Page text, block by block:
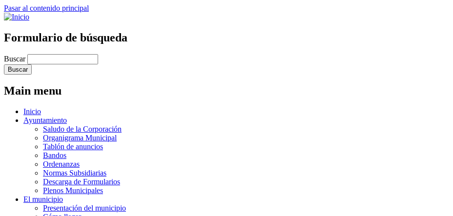
Pasar al contenido principal
Formulario de búsqueda
Buscar
Main menu
Inicio
Ayuntamiento
Saludo de la Corporación
Organigrama Municipal
Tablón de anuncios
Bandos
Ordenanzas
Normas Subsidiarias
Descarga de Formularios
Plenos Municipales
El municipio
Presentación del municipio